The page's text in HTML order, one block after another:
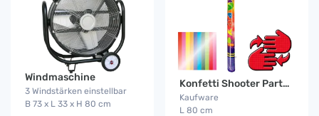
Windmaschine
3 Windstärken einstellbar
B 73 x L 33 x H 80 cm
Konfetti Shooter Party 80 cm
Kaufware
L 80 cm